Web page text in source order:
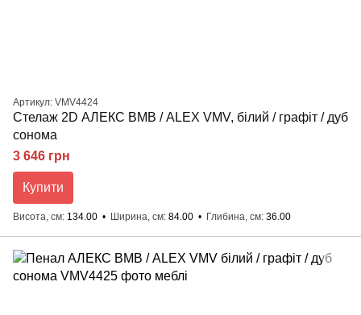
Артикул: VMV4424
Стелаж 2D АЛЕКС ВМВ / ALEX VMV, білий / графіт / дуб
сонома
3 646 грн
Купити
Висота, см 134.00 Ширина, см 84.00 Глибина, см 36.00